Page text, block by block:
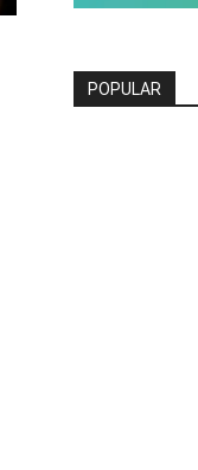
POPULAR